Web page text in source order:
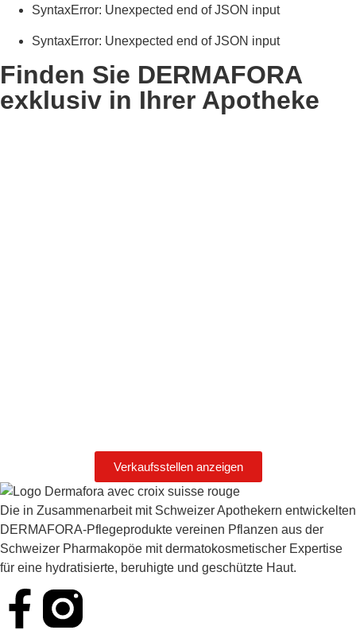
SyntaxError: Unexpected end of JSON input
SyntaxError: Unexpected end of JSON input
Finden Sie DERMAFORA
exklusiv in Ihrer Apotheke
Verkaufsstellen anzeigen
Die in Zusammenarbeit mit Schweizer Apothekern entwickelten
DERMAFORA-Pflegeprodukte vereinen Pflanzen aus der
Schweizer Pharmakopöe mit dermatokosmetischer Expertise
für eine hydratisierte, beruhigte und geschützte Haut.